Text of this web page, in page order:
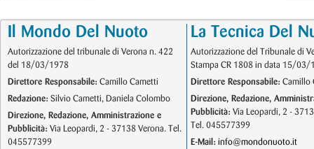
Il Mondo Del Nuoto
Autorizzazione del tribunale di Verona n. 422
del 18/03/1978
Direttore Responsabile: Camillo Cametti
Redazione: Silvio Cametti, Daniela Colombo
Direzione, Redazione, Amministrazione e
Pubblicità: Via Leopardi, 2 - 37138 Verona. Tel.
045577399
La Tecnica Del
Autorizzazione del Tribunale di
Stampa CR 1808 in data 15/03/
Direttore Responsabile: Camillo
Direzione, Redazione,
Pubblicità: Via Leopardi, 2 -
Tel. 045577399
E-Mail: info@mondonuoto.it